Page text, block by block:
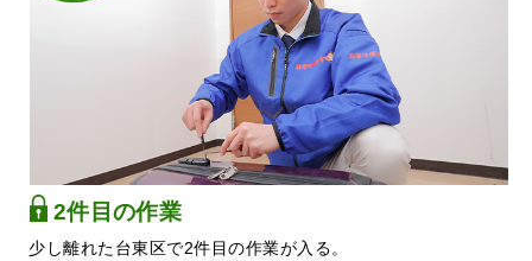
2件目の作業
少し離れた台東区で2件目の作業が入る。